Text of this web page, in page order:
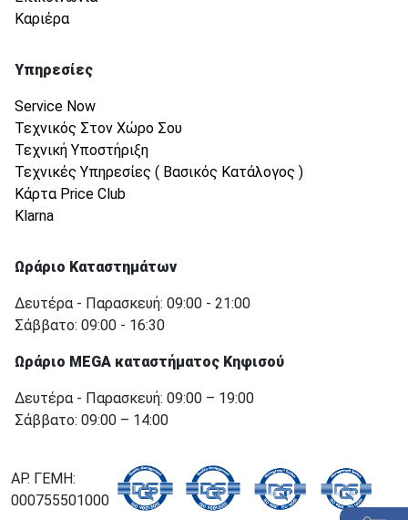
Καριέρα
Υπηρεσίες
Service Now
Τεχνικός Στον Χώρο Σου
Τεχνική Υποστήριξη
Τεχνικές Υπηρεσίες ( Βασικός Κατάλογος )
Κάρτα Price Club
Klarna
Ωράριο Καταστημάτων
Δευτέρα - Παρασκευή: 09:00 - 21:00
Σάββατο: 09:00 - 16:30
Ωράριο MEGA καταστήματος Κηφισού
Δευτέρα - Παρασκευή: 09:00 – 19:00
Σάββατο: 09:00 – 14:00
ΑΡ. ΓΕΜΗ:
000755501000